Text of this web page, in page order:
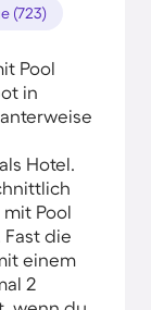
(723)
Pool
in
Hotel.
Pool
die
einem
2